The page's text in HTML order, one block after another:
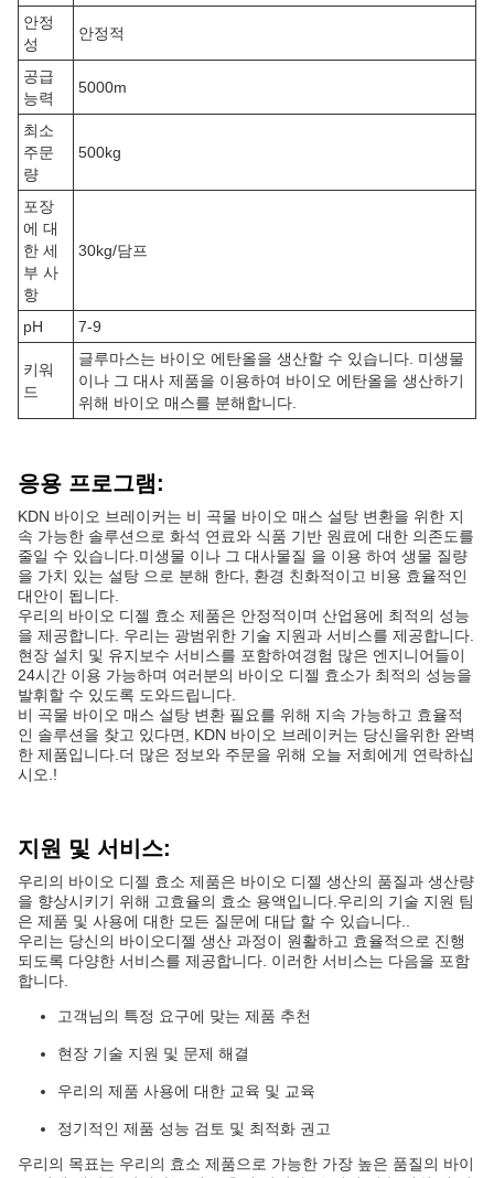
안정
성
안정적
공급
능력
5000m
최소
주문
량
500kg
포장
에 대
한 세
부 사
항
30kg/담프
pH 7-9
키워
드
글루마스는 바이오 에탄올을 생산할 수 있습니다. 미생물
이나 그 대사 제품을 이용하여 바이오 에탄올을 생산하기
위해 바이오 매스를 분해합니다.
응용 프로그램:
KDN 바이오 브레이커는 비 곡물 바이오 매스 설탕 변환을 위한 지
속 가능한 솔루션으로 화석 연료와 식품 기반 원료에 대한 의존도를
줄일 수 있습니다.미생물 이나 그 대사물질 을 이용 하여 생물 질량
을 가치 있는 설탕 으로 분해 한다, 환경 친화적이고 비용 효율적인
대안이 됩니다.
우리의 바이오 디젤 효소 제품은 안정적이며 산업용에 최적의 성능
을 제공합니다. 우리는 광범위한 기술 지원과 서비스를 제공합니다.
현장 설치 및 유지보수 서비스를 포함하여경험 많은 엔지니어들이
24시간 이용 가능하며 여러분의 바이오 디젤 효소가 최적의 성능을
발휘할 수 있도록 도와드립니다.
비 곡물 바이오 매스 설탕 변환 필요를 위해 지속 가능하고 효율적
인 솔루션을 찾고 있다면, KDN 바이오 브레이커는 당신을위한 완벽
한 제품입니다.더 많은 정보와 주문을 위해 오늘 저희에게 연락하십
시오.!
지원 및 서비스:
우리의 바이오 디젤 효소 제품은 바이오 디젤 생산의 품질과 생산량
을 향상시키기 위해 고효율의 효소 용액입니다.우리의 기술 지원 팀
은 제품 및 사용에 대한 모든 질문에 대답 할 수 있습니다..
우리는 당신의 바이오디젤 생산 과정이 원활하고 효율적으로 진행
되도록 다양한 서비스를 제공합니다. 이러한 서비스는 다음을 포함
합니다.
고객님의 특정 요구에 맞는 제품 추천
현장 기술 지원 및 문제 해결
우리의 제품 사용에 대한 교육 및 교육
정기적인 제품 성능 검토 및 최적화 권고
우리의 목표는 우리의 효소 제품으로 가능한 가장 높은 품질의 바이